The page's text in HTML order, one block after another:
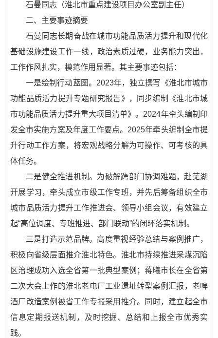
石曼同志（淮北市重点建设项目办公室副主任）
二、主要事迹摘要
石曼同志长期奋战在城市功能品质活力提升和现代化
基础设施建设工作一线，政治素质过硬，业务能力突出，
工作作风扎实，模范作用显著。其主要事迹包括：
一是绘制行动蓝图。2023年，独立撰写《淮北市城市
功能品质活力提升专题研究报告》，同步编制《淮北市城
市功能品质活力提升重大项目清单》。2024年牵头编制印
发全市实施方案及年度工作要点。2025年牵头编制全市提
升行动工作方案，将宏观战略分解为可操作、可考核的具
体任务。
二是健全推进机制。为破解跨部门协调难题，赴芜湖
开展学习，牵头成立市级工作专班，并先后筹备组织全市
城市品质活力提升工作推进会、领导小组会议，有效建立
起“高位调度、专班推进、部门联动”的闭环落实机制。
三是打造示范品牌。高度重视经验总结与案例推广，
积极向省级层面推介淮北特色。淮北市持续推进采煤沉陷
区治理成功入选全省第一批典型案例；蒋曦市长在全省第
二次大会上作的淮北老电厂工业遗址转型案例汇报，老啤
酒厂改造案例被省工作专报采用推介。同时，建立起全市
信息定期报送机制，及时挖掘、总结和上报全市优秀实
践。